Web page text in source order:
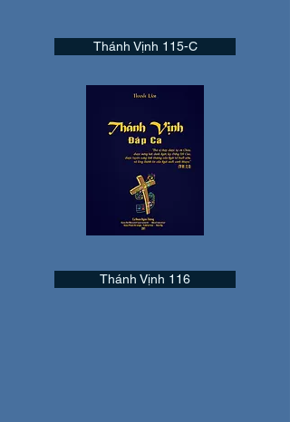
Thánh Vịnh 115-C
Thánh Vịnh 116